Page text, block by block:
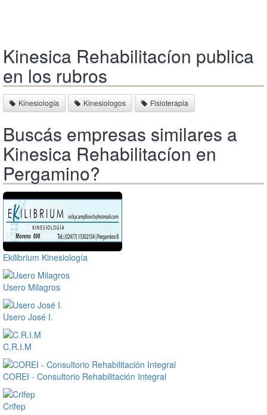
Kinesica Rehabilitacíon publica
en los rubros
Kinesiología Kinesiologos Fisioterapia
Buscás empresas similares a
Kinesica Rehabilitacíon en
Pergamino?
Ekilibrium Kinesiología
Usero Milagros
Usero José I.
C.R.I.M
COREI - Consultorio Rehabilitación Integral
Crifep